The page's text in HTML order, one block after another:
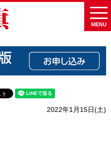
MENU
2022年1月15日(土)